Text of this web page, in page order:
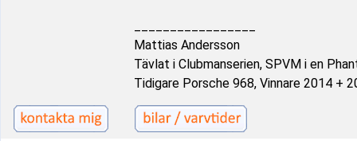
Mattias Andersson
Tävlat i Clubmanserien, SPVM i en
Tidigare Porsche 968, Vinnare 2014 +